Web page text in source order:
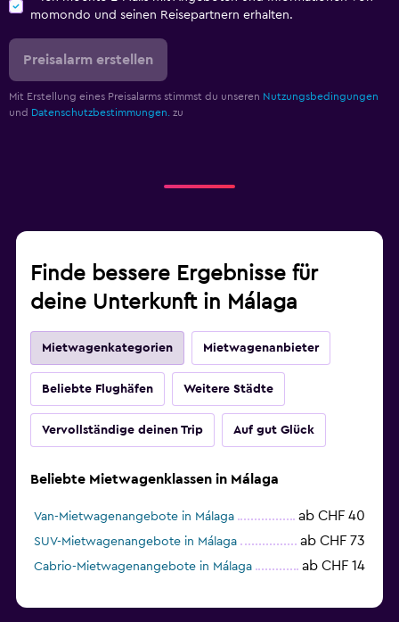
momondo und seinen Reisepartnern erhalten.
Preisalarm erstellen
Mit Erstellung eines Preisalarms stimmst du unseren Nutzungsbedingungen
und Datenschutzbestimmungen. zu
Finde bessere Ergebnisse für
deine Unterkunft in Málaga
Mietwagenkategorien Mietwagenanbieter
Beliebte Flughäfen Weitere Städte
Vervollständige deinen Trip Auf gut Glück
Beliebte Mietwagenklassen in Málaga
Van-Mietwagenangebote in Málaga ab CHF 40
SUV-Mietwagenangebote in Málaga ab CHF 73
Cabrio-Mietwagenangebote in Málaga ab CHF 14